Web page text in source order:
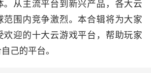
。从主流平台到新兴产品，各大云
范围内竞争激烈。本合辑将为大家
欢迎的十大云游戏平台，帮助玩家
己的平台。